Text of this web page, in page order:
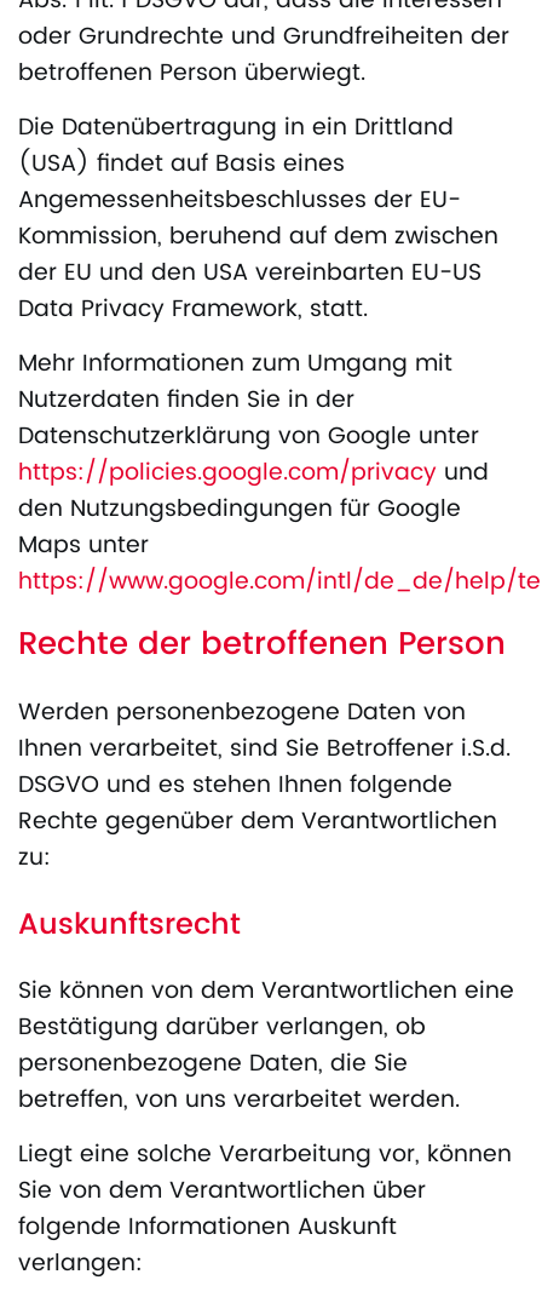
oder Grundrechte und Grundfreiheiten der
betroffenen Person überwiegt.
Die Datenübertragung in ein Drittland
(USA) findet auf Basis eines
Angemessenheitsbeschlusses der EU-
Kommission, beruhend auf dem zwischen
der EU und den USA vereinbarten EU-US
Data Privacy Framework, statt.
Mehr Informationen zum Umgang mit
Nutzerdaten finden Sie in der
Datenschutzerklärung von Google unter
https://policies.google.com/privacy und
den Nutzungsbedingungen für Google
Maps unter
https://www.google.com/intl/de_de/help/
Rechte der betroffenen Person
Werden personenbezogene Daten von
Ihnen verarbeitet, sind Sie Betroffener i.S.d.
DSGVO und es stehen Ihnen folgende
Rechte gegenüber dem Verantwortlichen
zu:
Auskunftsrecht
Sie können von dem Verantwortlichen eine
Bestätigung darüber verlangen, ob
personenbezogene Daten, die Sie
betreffen, von uns verarbeitet werden.
Liegt eine solche Verarbeitung vor, können
Sie von dem Verantwortlichen über
folgende Informationen Auskunft
verlangen: